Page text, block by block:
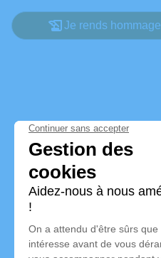
Je rends hommage